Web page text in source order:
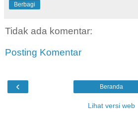
Berbagi
Tidak ada komentar:
Posting Komentar
‹ Beranda
Lihat versi web